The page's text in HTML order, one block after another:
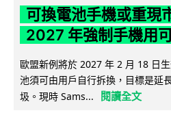
可換電池手機或重
2027 年強制手機用
歐盟新例將於 2027 年 2 月 18 日
池須可由用戶自行拆換，目標是延
圾。現時 Sams...
閱讀全文